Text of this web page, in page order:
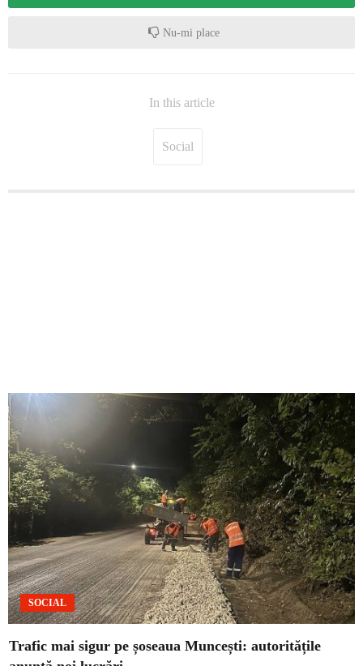
Nu-mi place
In this article
Social
SOCIAL
Trafic mai sigur pe șoseaua Muncești: autoritățile